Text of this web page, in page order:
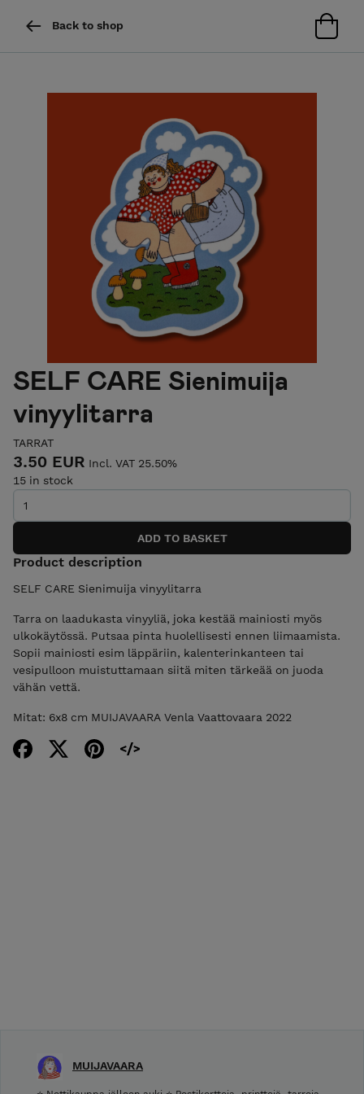
Back to shop
SELF CARE Sienimuija
vinyylitarra
TARRAT
3.50 EUR Incl. VAT 25.50%
15 in stock
Product description
SELF CARE Sienimuija vinyylitarra
Tarra on laadukasta vinyyliä, joka kestää mainiosti myös
ulkokäytössä. Putsaa pinta huolellisesti ennen liimaamista.
Sopii mainiosti esim läppäriin, kalenterinkanteen tai
vesipulloon muistuttamaan siitä miten tärkeää on juoda
vähän vettä.
Mitat: 6x8 cm MUIJAVAARA Venla Vaattovaara 2022
MUIJAVAARA